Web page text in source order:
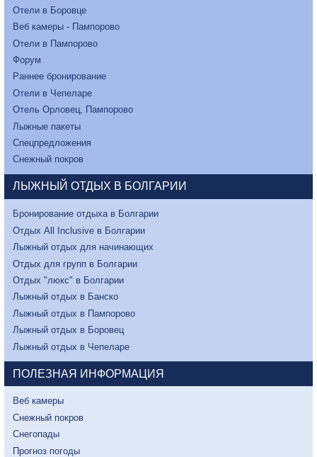
Отели в Боровце
Веб камеры - Пампорово
Отели в Пампорово
Форум
Раннее бронирование
Отели в Чепеларе
Отель Орловец, Пампорово
Лыжные пакеты
Спецпредложения
Снежный покров
ЛЫЖНЫЙ ОТДЫХ В БОЛГАРИИ
Бронирование отдыха в Болгарии
Отдых All Inclusive в Болгарии
Лыжный отдых для начинающих
Отдых для групп в Болгарии
Отдых "люкс" в Болгарии
Лыжный отдых в Банско
Лыжный отдых в Пампорово
Лыжный отдых в Боровец
Лыжный отдых в Чепеларе
ПОЛЕЗНАЯ ИНФОРМАЦИЯ
Веб камеры
Снежный покров
Снегопады
Прогноз погоды